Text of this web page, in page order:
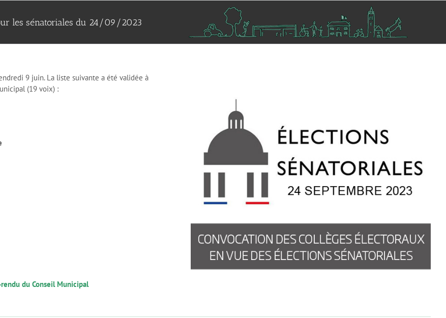
les sénatoriales du 24/09/2023
9 juin. La liste suivante a été validée à
(19 voix) :
du Conseil Municipal